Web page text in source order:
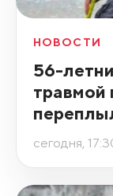
НОВОСТИ
56-
травмой
сегодня,